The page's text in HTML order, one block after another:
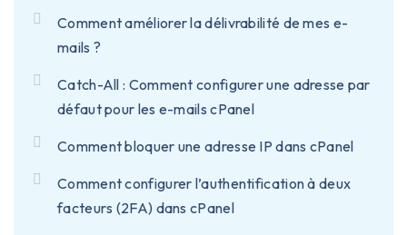
Comment améliorer la délivrabilité de mes e-
mails ?
Catch-All : Comment configurer une adresse par
défaut pour les e-mails cPanel
Comment bloquer une adresse IP dans cPanel
Comment configurer l’authentification à deux
facteurs (2FA) dans cPanel